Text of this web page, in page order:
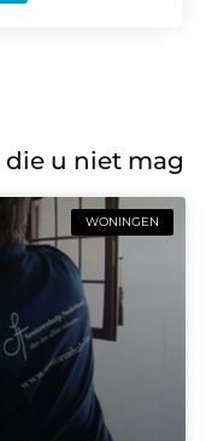
die u niet mag
WONINGEN